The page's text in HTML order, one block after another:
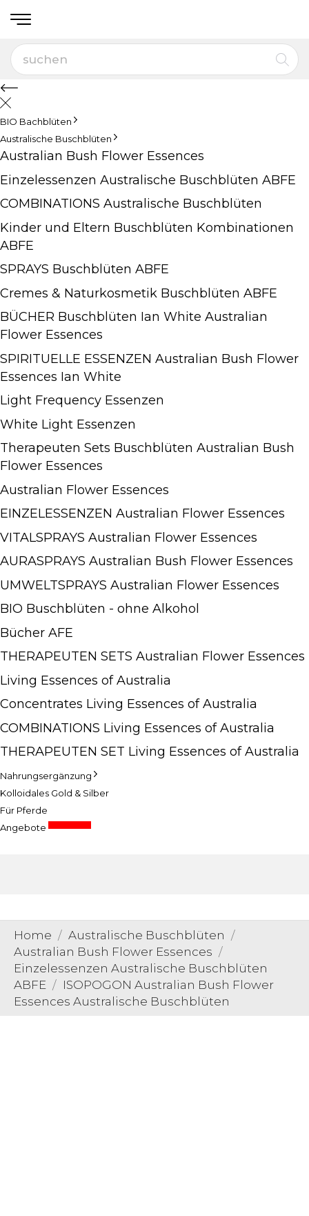
BIO Bachblüten
Australische Buschblüten
Australian Bush Flower Essences
Einzelessenzen Australische Buschblüten ABFE
COMBINATIONS Australische Buschblüten
Kinder und Eltern Buschblüten Kombinationen
ABFE
SPRAYS Buschblüten ABFE
Cremes & Naturkosmetik Buschblüten ABFE
BÜCHER Buschblüten Ian White Australian
Flower Essences
SPIRITUELLE ESSENZEN Australian Bush Flower
Essences Ian White
Light Frequency Essenzen
White Light Essenzen
Therapeuten Sets Buschblüten Australian Bush
Flower Essences
Australian Flower Essences
EINZELESSENZEN Australian Flower Essences
VITALSPRAYS Australian Flower Essences
AURASPRAYS Australian Bush Flower Essences
UMWELTSPRAYS Australian Flower Essences
BIO Buschblüten - ohne Alkohol
Bücher AFE
THERAPEUTEN SETS Australian Flower Essences
Living Essences of Australia
Concentrates Living Essences of Australia
COMBINATIONS Living Essences of Australia
THERAPEUTEN SET Living Essences of Australia
Nahrungsergänzung
Kolloidales Gold & Silber
Für Pferde
Angebote
Home
Australische Buschblüten
Australian Bush Flower Essences
Einzelessenzen Australische Buschblüten
ABFE
ISOPOGON Australian Bush Flower
Essences Australische Buschblüten